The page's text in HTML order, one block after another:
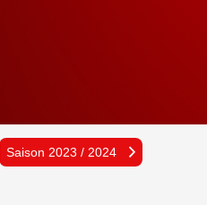
Saison 2023 / 2024